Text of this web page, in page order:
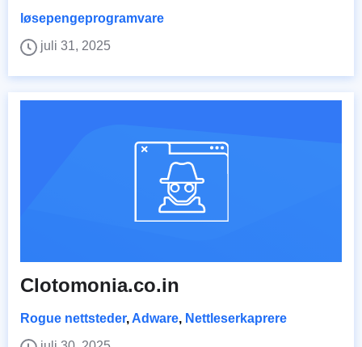
løsepengeprogramvare
juli 31, 2025
Clotomonia.co.in
Rogue nettsteder, Adware, Nettleserkaprere